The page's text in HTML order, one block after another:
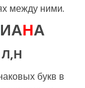
между ними.
ИАНА
Л,Н
букв в